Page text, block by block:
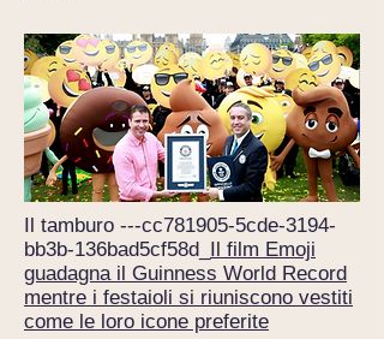
Il tamburo ---cc781905-5cde-3194-
bb3b-136bad5cf58d_ Il film Emoji
guadagna il Guinness World Record
mentre i festaioli si riuniscono vestiti
come le loro icone preferite